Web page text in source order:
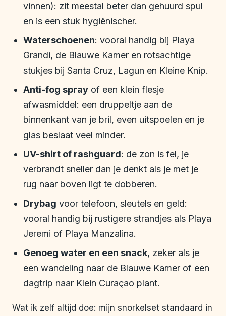
vinnen): zit meestal beter dan gehuurd spul
en is een stuk hygiënischer.
Waterschoenen: vooral handig bij Playa
Grandi, de Blauwe Kamer en rotsachtige
stukjes bij Santa Cruz, Lagun en Kleine Knip.
Anti-fog spray of een klein flesje
afwasmiddel: een druppeltje aan de
binnenkant van je bril, even uitspoelen en je
glas beslaat veel minder.
UV-shirt of rashguard: de zon is fel, je
verbrandt sneller dan je denkt als je met je
rug naar boven ligt te dobberen.
Drybag voor telefoon, sleutels en geld:
vooral handig bij rustigere strandjes als Playa
Jeremi of Playa Manzalina.
Genoeg water en een snack, zeker als je
een wandeling naar de Blauwe Kamer of een
dagtrip naar Klein Curaçao plant.
Wat ik zelf altijd doe: mijn snorkelset standaard in